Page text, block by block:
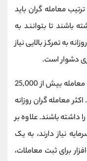
معامله گران باید
داشته باشند تا بتوانند به
به تمرکز بالایی نیاز
دشوار است.
این قوانین به معامله گران روزانه امکان معامله بیش از 25,000
معامله گران روزانه
داشته باشند. علاوه بر
نیاز دارند، به یک
برای ثبت معاملات،